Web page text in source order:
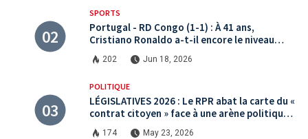
SPORTS
Portugal - RD Congo (1-1) : À 41 ans,
Cristiano Ronaldo a-t-il encore le niveau
international ?
202 Jun 18, 2026
POLITIQUE
LÉGISLATIVES 2026 : Le RPR abat la carte du «
contrat citoyen » face à une arène politique
saturée.
174 May 23, 2026